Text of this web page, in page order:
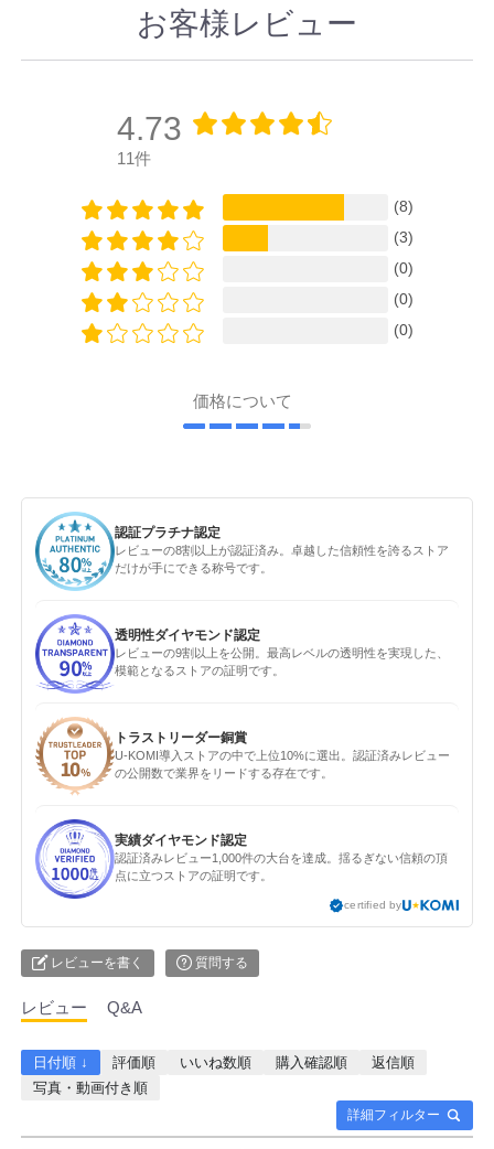
お客様レビュー
4.73
11件
(8)
(3)
(0)
(0)
(0)
価格について
認証プラチナ認定
レビューの8割以上が認証済み。卓越した信頼性を誇るストア
だけが手にできる称号です。
透明性ダイヤモンド認定
レビューの9割以上を公開。最高レベルの透明性を実現した、
模範となるストアの証明です。
トラストリーダー銅賞
U-KOMI導入ストアの中で上位10%に選出。認証済みレビュー
の公開数で業界をリードする存在です。
実績ダイヤモンド認定
認証済みレビュー1,000件の大台を達成。揺るぎない信頼の頂
点に立つストアの証明です。
certified by
レビューを書く 質問する
レビュー Q&A
詳細フィルター
日付順 ↓ 評価順 いいね数順 購入確認順
返信順
写真・動画付き順